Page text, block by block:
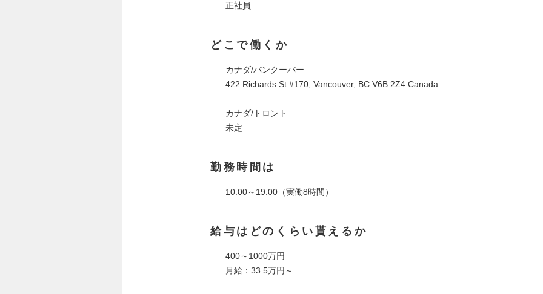
正社員
どこで働くか
カナダ/バンクーバー
422 Richards St #170, Vancouver, BC V6B 2Z4 Canada
カナダ/トロント
未定
勤務時間は
10:00～19:00（実働8時間）
給与はどのくらい貰えるか
400～1000万円
月給：33.5万円～